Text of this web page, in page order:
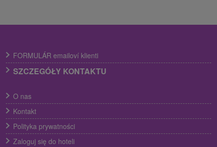
FORMULÁR emailoví klienti
SZCZEGÓŁY KONTAKTU
O nas
Kontakt
Polityka prywatności
Zaloguj się do hoteli